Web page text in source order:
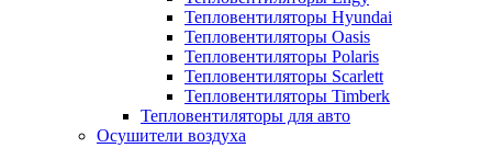
Тепловентиляторы Hyundai
Тепловентиляторы Oasis
Тепловентиляторы Polaris
Тепловентиляторы Scarlett
Тепловентиляторы Timberk
Тепловентиляторы для авто
Осушители воздуха